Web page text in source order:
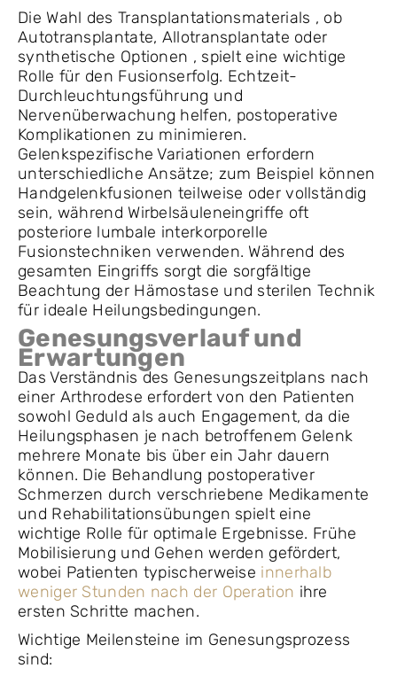
Die Wahl des Transplantationsmaterials , ob
Autotransplantate, Allotransplantate oder
synthetische Optionen , spielt eine wichtige
Rolle für den Fusionserfolg. Echtzeit-
Durchleuchtungsführung und
Nervenüberwachung helfen, postoperative
Komplikationen zu minimieren.
Gelenkspezifische Variationen erfordern
unterschiedliche Ansätze; zum Beispiel können
Handgelenkfusionen teilweise oder vollständig
sein, während Wirbelsäuleneingriffe oft
posteriore lumbale interkorporelle
Fusionstechniken verwenden. Während des
gesamten Eingriffs sorgt die sorgfältige
Beachtung der Hämostase und sterilen Technik
für ideale Heilungsbedingungen.
Genesungsverlauf und
Erwartungen
Das Verständnis des Genesungszeitplans nach
einer Arthrodese erfordert von den Patienten
sowohl Geduld als auch Engagement, da die
Heilungsphasen je nach betroffenem Gelenk
mehrere Monate bis über ein Jahr dauern
können. Die Behandlung postoperativer
Schmerzen durch verschriebene Medikamente
und Rehabilitationsübungen spielt eine
wichtige Rolle für optimale Ergebnisse. Frühe
Mobilisierung und Gehen werden gefördert,
wobei Patienten typischerweise innerhalb
weniger Stunden nach der Operation ihre
ersten Schritte machen.
Wichtige Meilensteine im Genesungsprozess
sind: